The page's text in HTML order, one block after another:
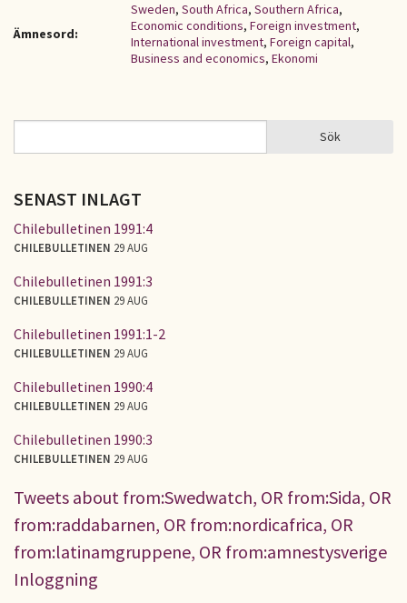
Ämnesord:
Sweden, South Africa, Southern Africa,
Economic conditions, Foreign investment,
International investment, Foreign capital,
Business and economics, Ekonomi
SÖKFORMULÄR Sök
SENAST INLAGT
Chilebulletinen 1991:4
CHILEBULLETINEN 29 AUG
Chilebulletinen 1991:3
CHILEBULLETINEN 29 AUG
Chilebulletinen 1991:1-2
CHILEBULLETINEN 29 AUG
Chilebulletinen 1990:4
CHILEBULLETINEN 29 AUG
Chilebulletinen 1990:3
CHILEBULLETINEN 29 AUG
Tweets about from:Swedwatch, OR from:Sida, OR
from:raddabarnen, OR from:nordicafrica, OR
from:latinamgruppene, OR from:amnestysverige
Inloggning